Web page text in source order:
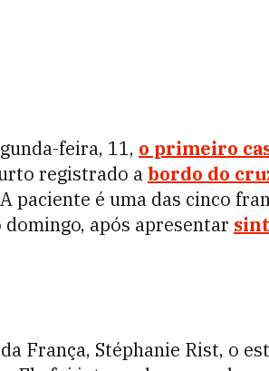
feira, 11, o primeiro
registrado abordo do
paciente é uma das cinco
domingo, após apresentar
França, Stéphanie Rist, o